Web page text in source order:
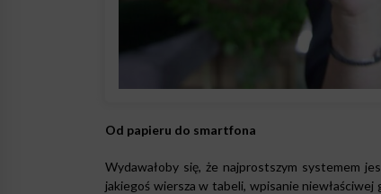
Od papieru do smartfona
Wydawałoby się, że najprostszym systemem
jakiegoś wiersza w tabeli, wpisanie